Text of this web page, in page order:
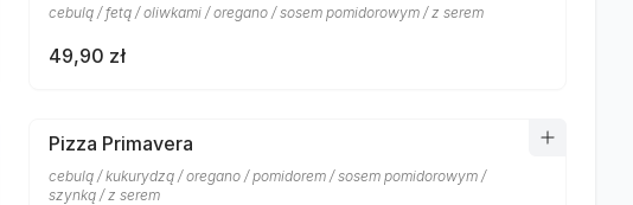
cebulą / fetą / oliwkami / oregano / sosem pomidorowym / z serem
49,90 zł
Pizza Primavera
cebulą / kukurydzą / oregano / pomidorem / sosem pomidorowym /
szynką / z serem